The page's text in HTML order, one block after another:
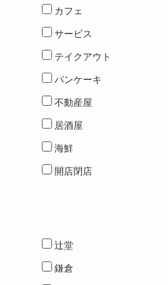
カフェ
サービス
テイクアウト
パンケーキ
不動産屋
居酒屋
海鮮
開店閉店
辻堂
鎌倉